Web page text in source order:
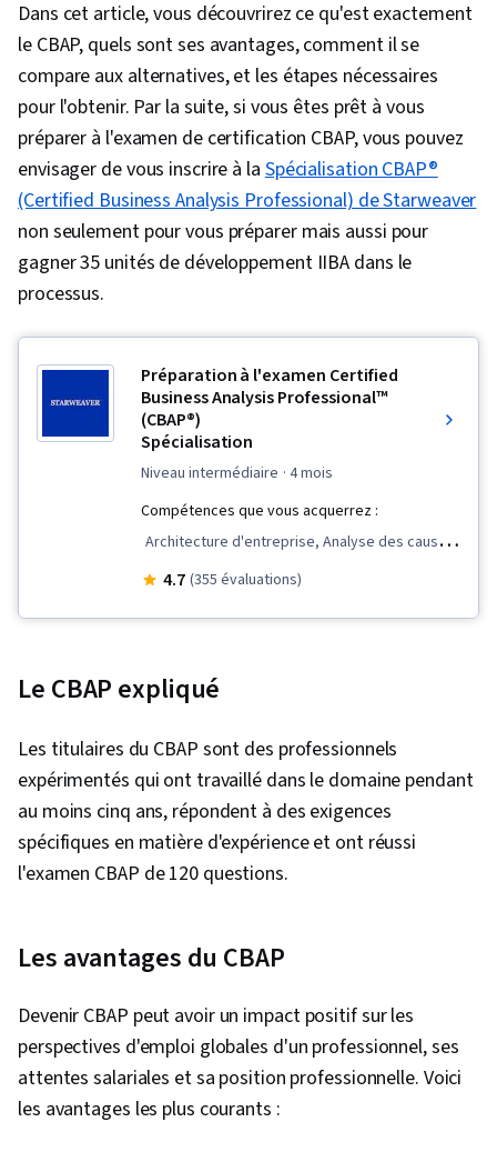
Dans cet article, vous découvrirez ce qu'est exactement
le CBAP, quels sont ses avantages, comment il se
compare aux alternatives, et les étapes nécessaires
pour l'obtenir. Par la suite, si vous êtes prêt à vous
préparer à l'examen de certification CBAP, vous pouvez
envisager de vous inscrire à laSpécialisation CBAP®
(Certified Business Analysis Professional) de Starweaver
non seulement pour vous préparer mais aussi pour
gagner 35 unités de développement IIBA dans le
processus.
Préparation à l'examen Certified
Business Analysis Professional™
(CBAP®)
Spécialisation
niveau intermédiaire · 4 mois
Compétences que vous acquerrez :
Architecture d'entreprise, Analyse des causes
profondes, Engagement des parties prenantes,
concurrentielle, Stratégie commerciale,
d'entreprise, Gestion des exigences, Analyse,
Analyse des systèmes, Atténuation des
risques, Modélisation des processus
d'entreprise, Planification stratégique,
Compétences en matière d'entretien,
Planification des activités, Analyse de l'activité,
Exigences de l'entreprise, Stratégies
commerciales, Analyse des risques, Processus
d'affaires, Analyse du processus, Amélioration
des processus d'entreprise, Gestion des
risques liés aux projets, Analyse des systèmes
4.7 (355 évaluations)
Le CBAP expliqué
Les titulaires du CBAP sont des professionnels
expérimentés qui ont travaillé dans le domaine pendant
au moins cinq ans, répondent à des exigences
spécifiques en matière d'expérience et ont réussi
l'examen CBAP de 120 questions.
Les avantages du CBAP
Devenir CBAP peut avoir un impact positif sur les
perspectives d'emploi globales d'un professionnel, ses
attentes salariales et sa position professionnelle. Voici
les avantages les plus courants :